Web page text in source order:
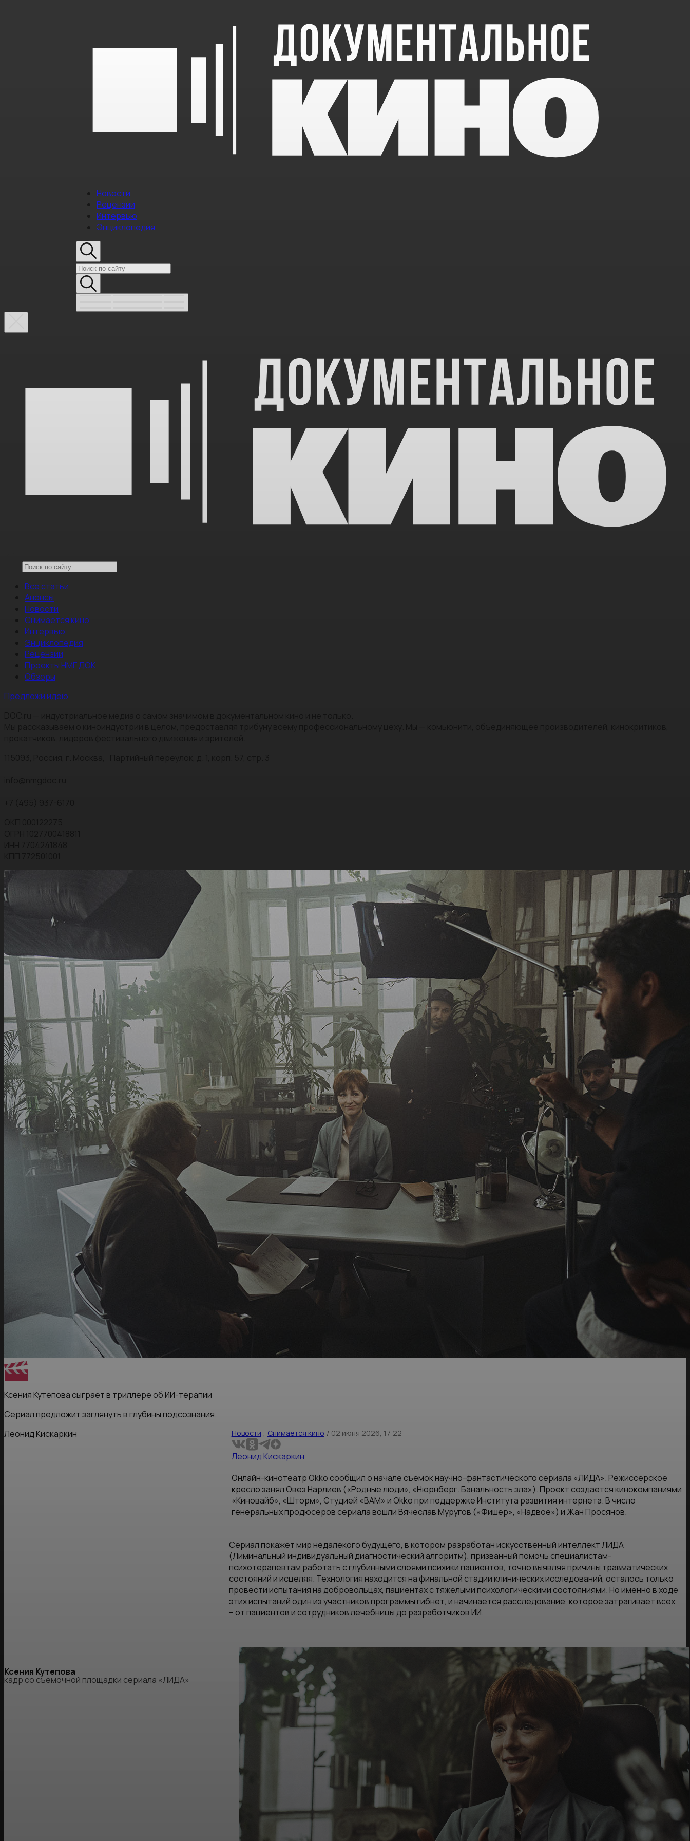
Новости
Рецензии
Интервью
Энциклопедия
Все статьи
Анонсы
Новости
Снимается кино
Интервью
Энциклопедия
Рецензии
Проекты НМГ ДОК
Обзоры
Предложи идею
Ксения Кутепова сыграет в триллере об ИИ-терапии
Сериал предложит заглянуть в глубины подсознания.
Леонид Кискаркин
Новости , Снимается кино / 02 июня 2026, 17:22
Леонид Кискаркин
Онлайн-кинотеатр Okko сообщил о начале съемок научно-фантастического сериала «ЛИДА». Режиссерское
кресло занял Овез Нарлиев («Родные люди», «Нюрнберг. Банальность зла»). Проект создается кинокомпаниями
«Киновайб», «Шторм», Студией «ВАМ» и Okko при поддержке Института развития интернета. В число
генеральных продюсеров сериала вошли Вячеслав Муругов («Фишер», «Надвое») и Жан Просянов.
Сериал покажет мир недалекого будущего, в котором разработан искусственный интеллект ЛИДА
(Лиминальный индивидуальный диагностический алгоритм), призванный помочь специалистам-
психотерапевтам работать с глубинными слоями психики пациентов, точно выявляя причины травматических
состояний и исцеляя. Технология находится на финальной стадии клинических исследований, осталось только
провести испытания на добровольцах, пациентах с тяжелыми психологическими состояниями. Но именно в ходе
этих испытаний один из участников программы гибнет, и начинается расследование, которое затрагивает всех
– от пациентов и сотрудников лечебницы до разработчиков ИИ.
Ксения Кутепова
кадр со съемочной площадки сериала «ЛИДА»